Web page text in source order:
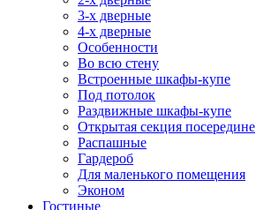
3-х дверные
4-х дверные
Особенности
Во всю стену
Встроенные шкафы-купе
Под потолок
Раздвижные шкафы-купе
Открытая секция посередине
Распашные
Гардероб
Для маленького помещения
Эконом
Гостиные